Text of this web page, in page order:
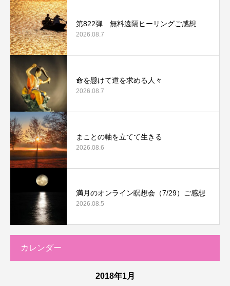
第822弾 無料遠隔ヒーリングご感想
2026.08.7
命を懸けて道を求める人々
2026.08.7
まことの軸を立てて生きる
2026.08.6
満月のオンライン瞑想会（7/29）ご感想
2026.08.5
カレンダー
2018年1月